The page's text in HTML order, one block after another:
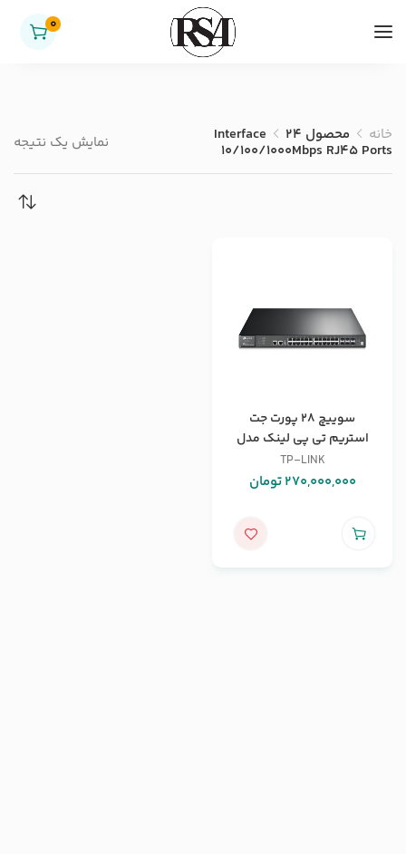
0
خانه محصول Interface 24
10/100/1000Mbps RJ45 Ports نمایش یک نتیجه
سوییچ 28 پورت جت
استریم تی پی لینک مدل
T3700G-28TQ
TP-LINK
270,000,000تومان